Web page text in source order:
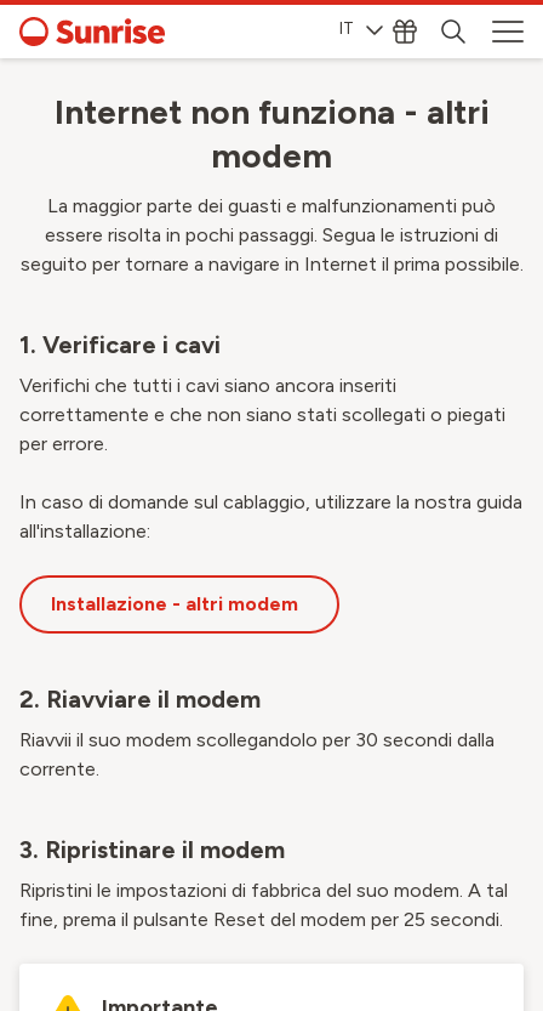
IT
Internet non funziona - altri
modem
La maggior parte dei guasti e malfunzionamenti può
essere risolta in pochi passaggi. Segua le istruzioni di
seguito per tornare a navigare in Internet il prima possibile.
1. Verificare i cavi
Verifichi che tutti i cavi siano ancora inseriti
correttamente e che non siano stati scollegati o piegati
per errore.
In caso di domande sul cablaggio, utilizzare la nostra guida
all'installazione:
Installazione - altri modem
2. Riavviare il modem
Riavvii il suo modem scollegandolo per 30 secondi dalla
corrente.
3. Ripristinare il modem
Ripristini le impostazioni di fabbrica del suo modem. A tal
fine, prema il pulsante Reset del modem per 25 secondi.